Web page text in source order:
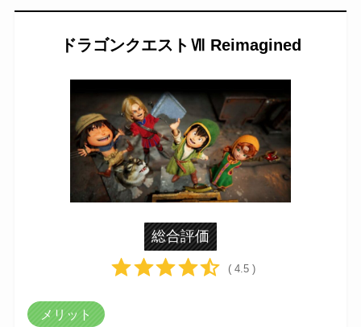
ドラゴンクエストⅦ Reimagined
総合評価
( 4.5 )
メリット